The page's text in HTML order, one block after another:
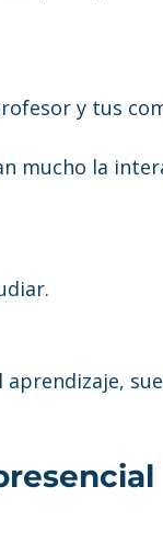
y tus
mucho la